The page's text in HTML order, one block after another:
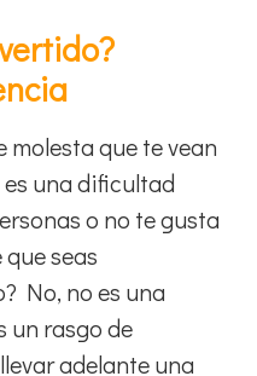
molesta que te vean
una dificultad
o no te gusta
seas
No, no es una
un rasgo de
adelante una